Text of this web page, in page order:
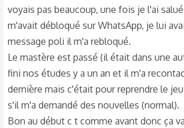
voyais pas beaucoup, une fois je l'ai
m'avait débloqué sur WhatsApp, je lui
message poli il m'a rebloqué.
Le mastère est passé (il était dans une
fini nos études y a un an et il m'a
dernière mais c'était pour reprendre le
s'il m'a demandé des nouvelles (normal).
Bon au début c t comme avant donc ça